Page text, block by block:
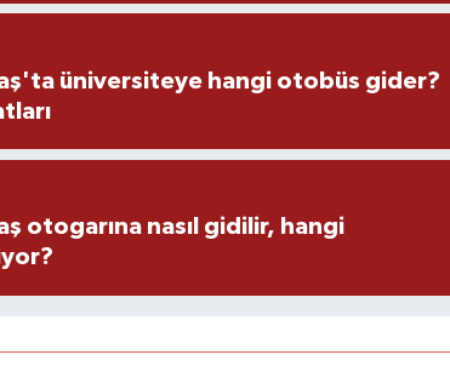
üniversiteye hangi otobüs gider?
otogarına nasıl gidilir, hangi